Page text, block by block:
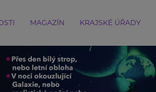
MAGAZÍN KRAJSKÉ ÚŘADY